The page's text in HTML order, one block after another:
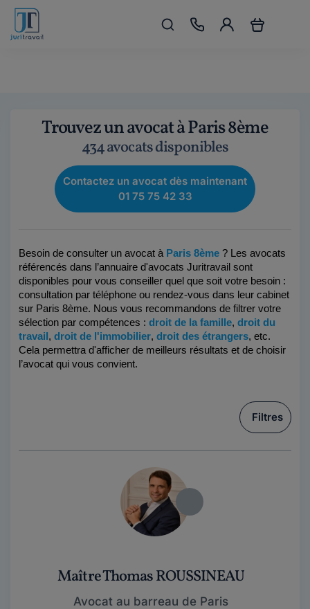
Trouvez un avocat à Paris 8ème
434 avocats disponibles
Contactez un avocat dès maintenant
01 75 75 42 33
Besoin de consulter un avocat à Paris 8ème ? Les avocats
référencés dans l’annuaire d'avocats Juritravail sont
disponibles pour vous conseiller quel que soit votre besoin :
consultation par téléphone ou rendez-vous dans leur cabinet
sur Paris 8ème. Nous vous recommandons de filtrer votre
sélection par compétences : droit de la famille, droit du
travail , droit de l'immobilier, droit des étrangers, etc.
Cela permettra d'afficher de meilleurs résultats et de choisir
l’avocat qui vous convient.
Filtres
Maître Thomas ROUSSINEAU
Avocat au barreau de Paris